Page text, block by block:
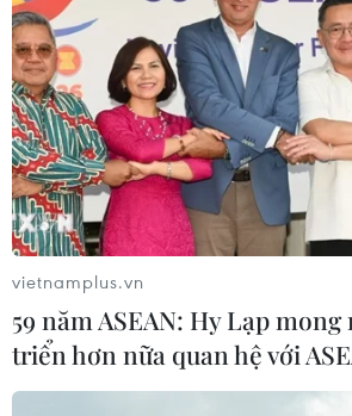
Italy bác tối hậu thư của Tây Ban
về kiểm soát biên giới
08/08/2026 07:27
Việt Nam nằm trong nhóm 5 quốc
08/08/2026 06:38
Chuyên gia Australia: Quan hệ Việt
vietnamplus.vn
59 năm ASEAN: Hy Lạp
triển hơn nữa quan hệ với